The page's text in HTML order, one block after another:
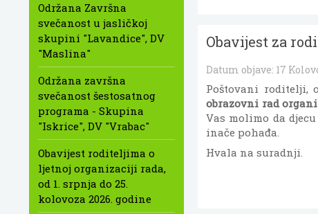
Obavijest za
Datum objave: 17
Poštovani roditelji,
obrazovni rad
Vas molimo da
inače pohađa.
Hvala na suradnji.
Održana Završna
svečanost u jasličkoj
skupini "Lavandice", DV
"Maslina"
Održana završna
svečanost šestosatnog
programa - Skupina
"Iskrice", DV "Vrabac"
Obavijest roditeljima o
ljetnoj organizaciji rada,
od 1. srpnja do 25.
kolovoza 2026. godine